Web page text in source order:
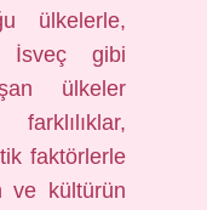
ülkelerle,
İsveç gibi
ülkeler
faktörlerle
ve kültürün